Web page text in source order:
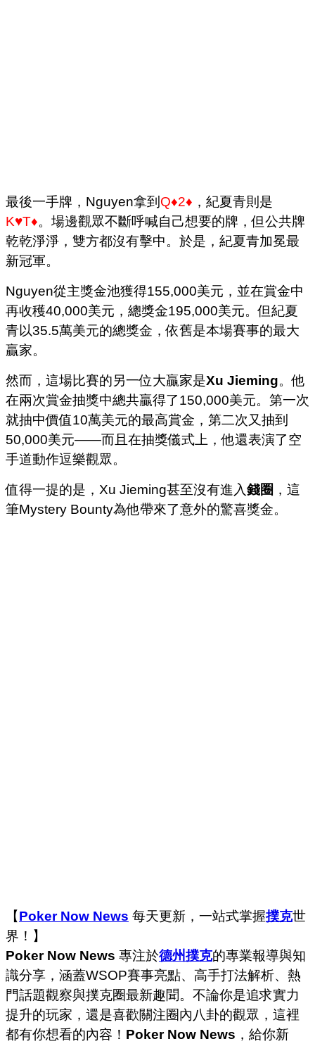
最後一手牌，Nguyen拿到 Q♦2♦ ，紀夏青則是
K♥T♦。場邊觀眾不斷呼喊自己想要的牌，但公共牌
乾乾淨淨，雙方都沒有擊中。於是，紀夏青加冕最
新冠軍。
Nguyen從主獎金池獲得155,000美元，並在賞金中
再收穫40,000美元，總獎金195,000美元。但紀夏
青以35.5萬美元的總獎金，依舊是本場賽事的最大
贏家。
然而，這場比賽的另一位大贏家是Xu Jieming。他
在兩次賞金抽獎中總共贏得了150,000美元。第一次
就抽中價值10萬美元的最高賞金，第二次又抽到
50,000美元——而且在抽獎儀式上，他還表演了空
手道動作逗樂觀眾。
值得一提的是，Xu Jieming甚至沒有進入錢圈 ，這
筆Mystery Bounty為他帶來了意外的驚喜獎金。
【Poker Now News 每天更新，一站式掌握撲克世
界！】
Poker Now News 專注於德州撲克的專業報導與知
識分享，涵蓋WSOP賽事亮點、高手打法解析、熱
門話題觀察與撲克圈最新趣聞。不論你是追求實力
提升的玩家，還是喜歡關注圈內八卦的觀眾，這裡
都有你想看的內容！ Poker Now News ，給你新